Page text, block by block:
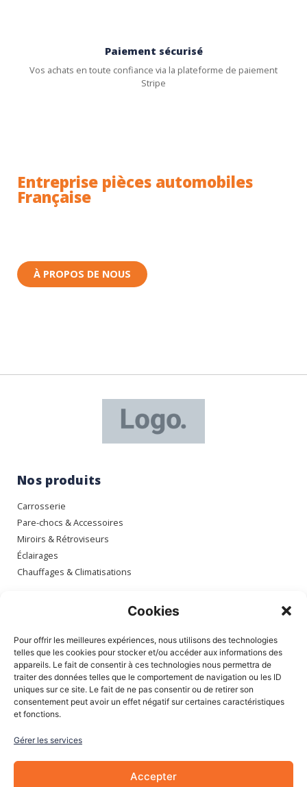
Cookies
Pour offrir les meilleures expériences, nous utilisons des technologies
telles que les cookies pour stocker et/ou accéder aux informations des
appareils. Le fait de consentir à ces technologies nous permettra de
traiter des données telles que le comportement de navigation ou les ID
uniques sur ce site. Le fait de ne pas consentir ou de retirer son
consentement peut avoir un effet négatif sur certaines caractéristiques
et fonctions.
Gérer les services
Accepter
Paiement sécurisé
Vos achats en toute confiance via la plateforme de paiement
Stripe
Entreprise pièces automobiles
Française
À PROPOS DE NOUS
Nos produits
Carrosserie
Pare-chocs & Accessoires
Miroirs & Rétroviseurs
Éclairages
Chauffages & Climatisations
Mon compte
Mes commandes
Mes adresses
Mon panier
Informations
À Propos de nous
Blog